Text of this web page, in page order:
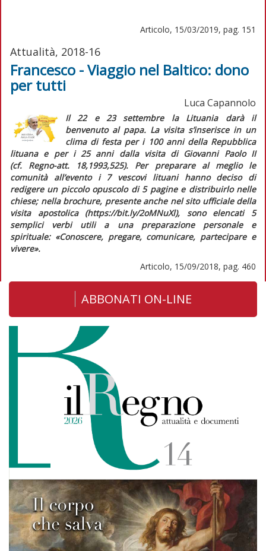
Articolo, 15/03/2019, pag. 151
Attualità, 2018-16
Francesco - Viaggio nel Baltico: dono
per tutti
Luca Capannolo
Il 22 e 23 settembre la Lituania darà il
benvenuto al papa. La visita s’inserisce in un
clima di festa per i 100 anni della Repubblica
lituana e per i 25 anni dalla visita di Giovanni Paolo II
(cf. Regno-att. 18,1993,525). Per preparare al meglio le
comunità all’evento i 7 vescovi lituani hanno deciso di
redigere un piccolo opuscolo di 5 pagine e distribuirlo nelle
chiese; nella brochure, presente anche nel sito ufficiale della
visita apostolica (https://bit.ly/2oMNuXl), sono elencati 5
semplici verbi utili a una preparazione personale e
spirituale: «Conoscere, pregare, comunicare, partecipare e
vivere».
Articolo, 15/09/2018, pag. 460
ABBONATI ON-LINE